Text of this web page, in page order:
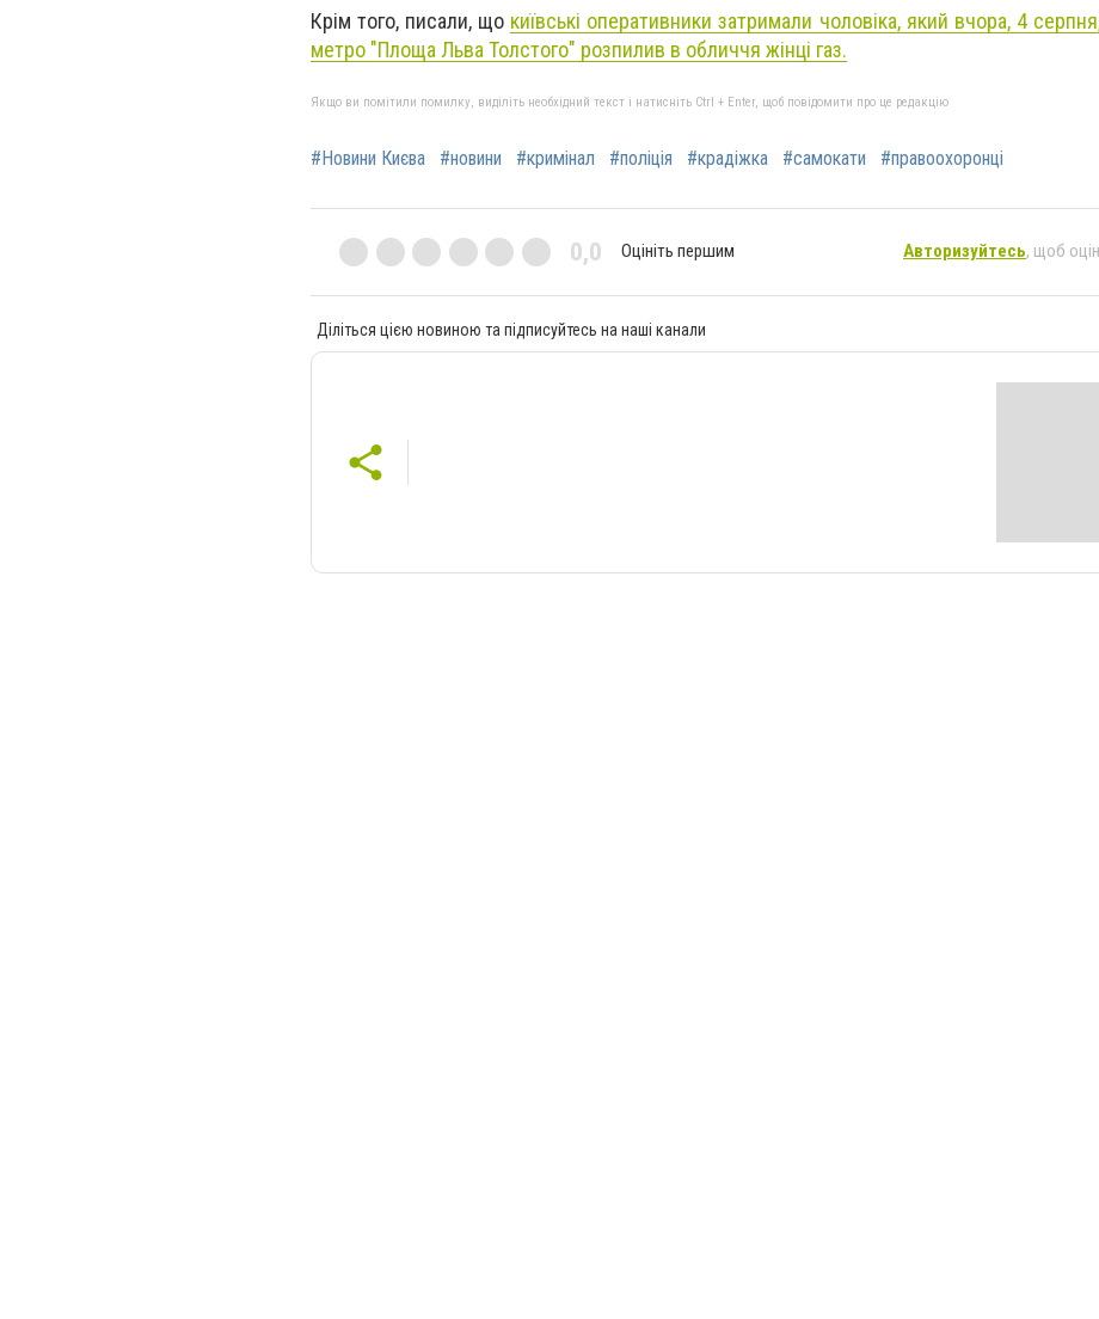
Крім того, писали, що київські оперативники затримали чоловіка, який вчора, 4
метро "Площа Льва Толстого" розпилив в обличчя жінці газ.
Якщо ви помітили помилку, виділіть необхідний текст і натисніть Ctrl + Enter, щоб повідомити про це редакцію
#Новини Києва #новини #кримінал #поліція #крадіжка #самокати #правоохоронці
0,0 Оцініть першим Авторизуйтесь, щоб
Діліться цією новиною та підписуйтесь на наші канали